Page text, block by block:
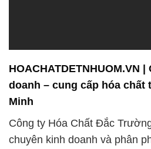
HOACHATDETNHUOM.VN
doanh – cung cấp hóa chất
Minh
Công ty Hóa Chất Đắc
chuyên kinh doanh và phân